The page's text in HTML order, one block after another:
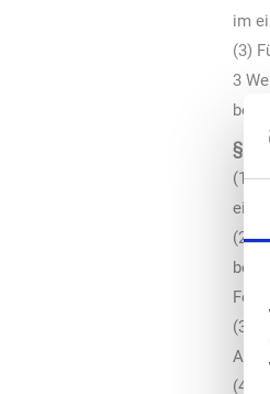
im
(3)
3
§ 10
(1)
(2)
(3)
(4)